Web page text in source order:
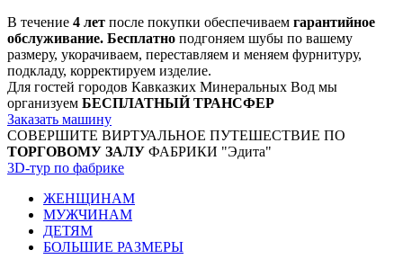
В течение 4 лет после покупки обеспечиваем гарантийное
обслуживание. Бесплатно подгоняем шубы по вашему
размеру, укорачиваем, переставляем и меняем фурнитуру,
подкладу, корректируем изделие.
Для гостей городов Кавказких Минеральных Вод мы
организуем БЕСПЛАТНЫЙ ТРАНСФЕР
Заказать машину
СОВЕРШИТЕ ВИРТУАЛЬНОЕ ПУТЕШЕСТВИЕ ПО
ТОРГОВОМУ ЗАЛУ ФАБРИКИ "Эдита"
3D-тур по фабрике
ЖЕНЩИНАМ
МУЖЧИНАМ
ДЕТЯМ
БОЛЬШИЕ РАЗМЕРЫ